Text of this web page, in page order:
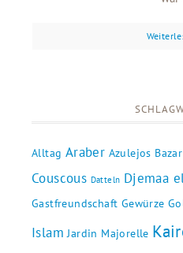
Alltag Araber Azulejos Bazar
Couscous Datteln Djemaa
Gastfreundschaft Gewürze
Islam Jardin Majorelle